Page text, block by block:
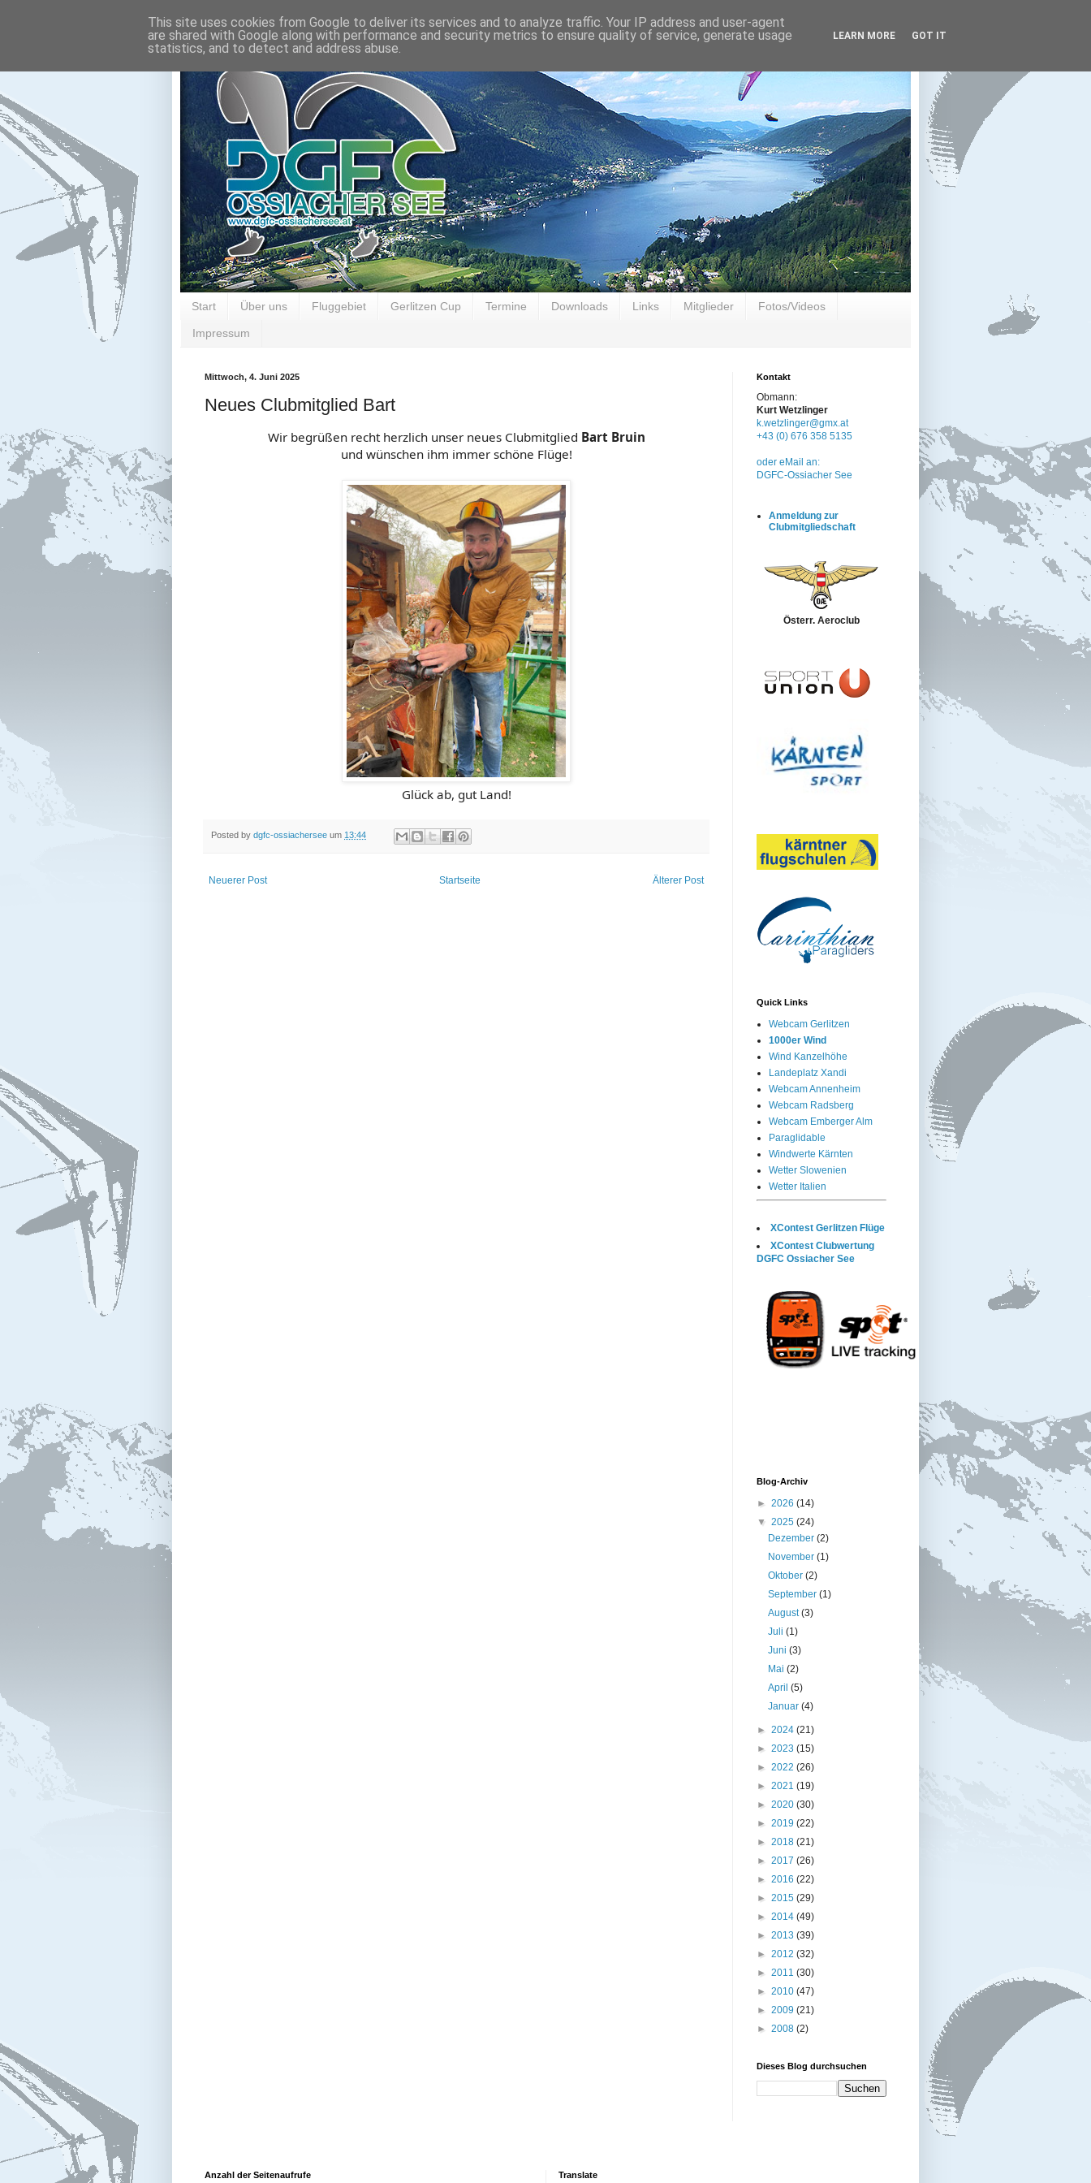
Start Über uns Fluggebiet Gerlitzen Cup Termine Downloads Links Mitglieder Fotos/Videos
Impressum
Mittwoch, 4. Juni 2025
Neues Clubmitglied Bart
Wir begrüßen recht herzlich unser neues Clubmitglied Bart Bruin
und wünschen ihm immer schöne Flüge!
Glück ab, gut Land!
Posted by dgfc-ossiachersee um 13:44
Neuerer Post Älterer Post
Startseite
Kontakt
Obmann:
Kurt Wetzlinger
k.wetzlinger@gmx.at
+43 (0) 676 358 5135
oder eMail an:
DGFC-Ossiacher See
Anmeldung zur
Clubmitgliedschaft
Österr. Aeroclub
Quick Links
Webcam Gerlitzen
1000er Wind
Wind Kanzelhöhe
Landeplatz Xandi
Webcam Annenheim
Webcam Radsberg
Webcam Emberger Alm
Paraglidable
Windwerte Kärnten
Wetter Slowenien
Wetter Italien
XContest Gerlitzen Flüge
XContest Clubwertung
DGFC Ossiacher See
Blog-Archiv
► 2026 (14)
▼ 2025 (24)
Dezember(2)
November(1)
Oktober(2)
September(1)
August(3)
Juli(1)
Juni(3)
Mai(2)
April(5)
Januar(4)
► 2024 (21)
► 2023 (15)
► 2022 (26)
► 2021 (19)
► 2020 (30)
► 2019 (22)
► 2018 (21)
► 2017 (26)
► 2016 (22)
► 2015 (29)
► 2014 (49)
► 2013 (39)
► 2012 (32)
► 2011 (30)
► 2010 (47)
► 2009 (21)
► 2008 (2)
Dieses Blog durchsuchen
Anzahl der Seitenaufrufe Translate
This site uses cookies from Google to deliver its services and to analyze traffic. Your IP address and user-agent
are shared with Google along with performance and security metrics to ensure quality of service, generate usage
statistics, and to detect and address abuse.
LEARN MORE GOT IT